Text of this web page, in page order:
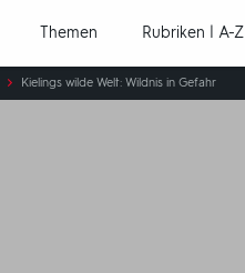
Themen Rubriken | A-Z
Kielings wilde Welt: Wildnis in Gefahr